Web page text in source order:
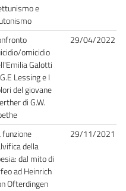
e
omicidio
Galotti
Lessing e I
del giovane
di G.W.
29/04/2022
funzione
della
dal mito di
ad Heinrich
Ofterdingen
29/11/2021